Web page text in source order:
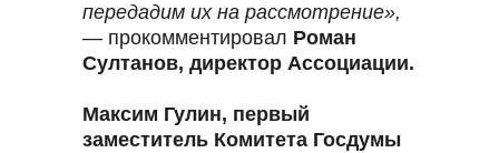
передадим их на рассмотрение»,
— прокомментировал Роман
Султанов, директор Ассоциации.
Максим Гулин, первый
заместитель Комитета Госдумы